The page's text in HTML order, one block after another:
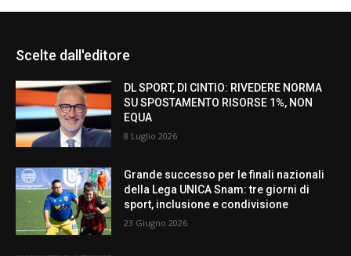
Scelte dall'editore
DL SPORT, DI CINTIO: RIVEDERE NORMA
SU SPOSTAMENTO RISORSE 1%, NON
EQUA
8 Luglio 2026
Grande successo per le finali nazionali
della Lega UNICA Snam: tre giorni di
sport, inclusione e condivisione
23 Giugno 2026